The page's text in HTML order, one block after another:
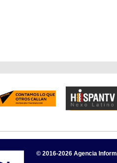
© 2016-2026 Agencia